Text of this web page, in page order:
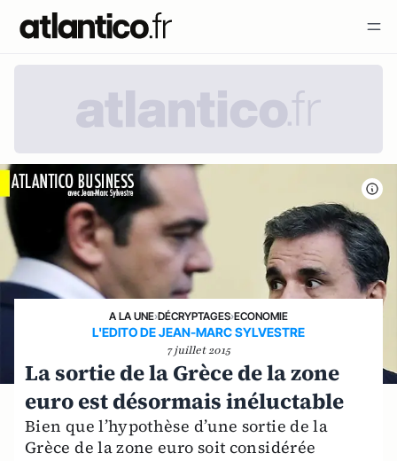
A LA UNE›DÉCRYPTAGES›ECONOMIE
L'EDITO DE JEAN-MARC SYLVESTRE
7 juillet 2015
La sortie de la Grèce de la zone
euro est désormais inéluctable
Bien que l’hypothèse d’une sortie de la
Grèce de la zone euro soit considérée